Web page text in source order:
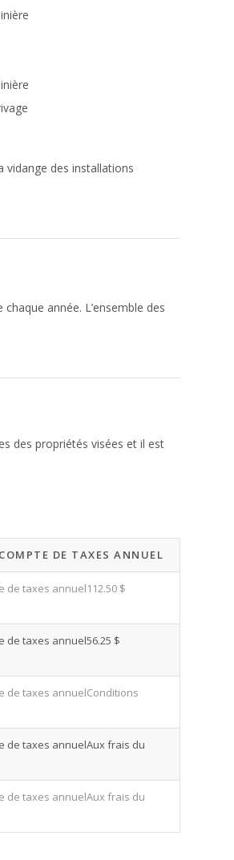
des installations
année. L’ensemble des
des propriétés visées et il est
DE TAXES ANNUEL
112.50 $
56.25 $
Conditions
Aux frais du
Aux frais du